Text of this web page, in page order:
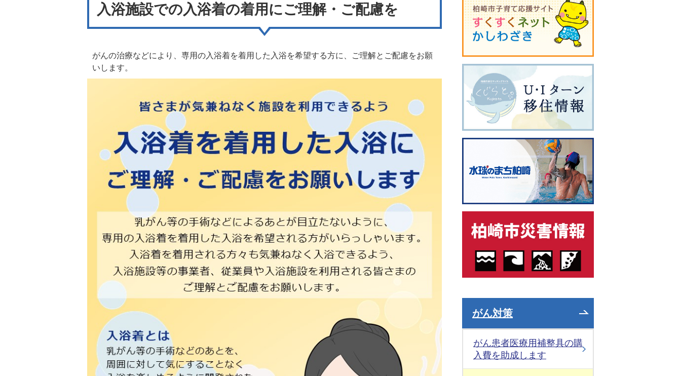
入浴施設での入浴着の着用にご理解・ご配慮を
がんの治療などにより、専用の入浴着を着用した入浴を希望する方に、ご理解とご配慮をお願
いします。
がん対策
がん患者医療用補整具の購
入費を助成します